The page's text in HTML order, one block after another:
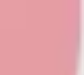
ser du den